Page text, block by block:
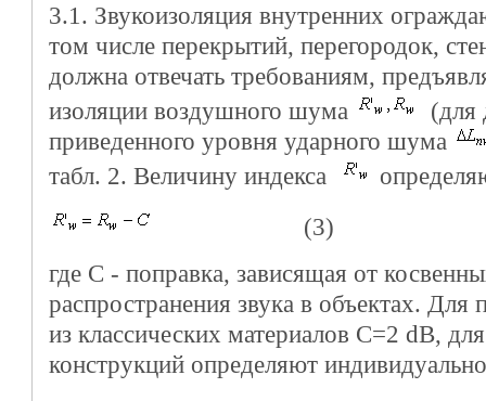
3.1. Звукоизоляция внутренних
том числе перекрытий, перегородок,
должна отвечать требованиям,
изоляции воздушного шума
(для
приведенного уровня ударного шума
табл. 2. Величину индекса
(3)
где С - поправка, зависящая от
распространения звука в объектах. Для
из классических материалов С=2 dB,
конструкций определяют